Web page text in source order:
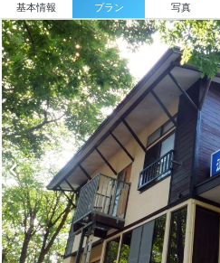
基本情報 プラン 写真